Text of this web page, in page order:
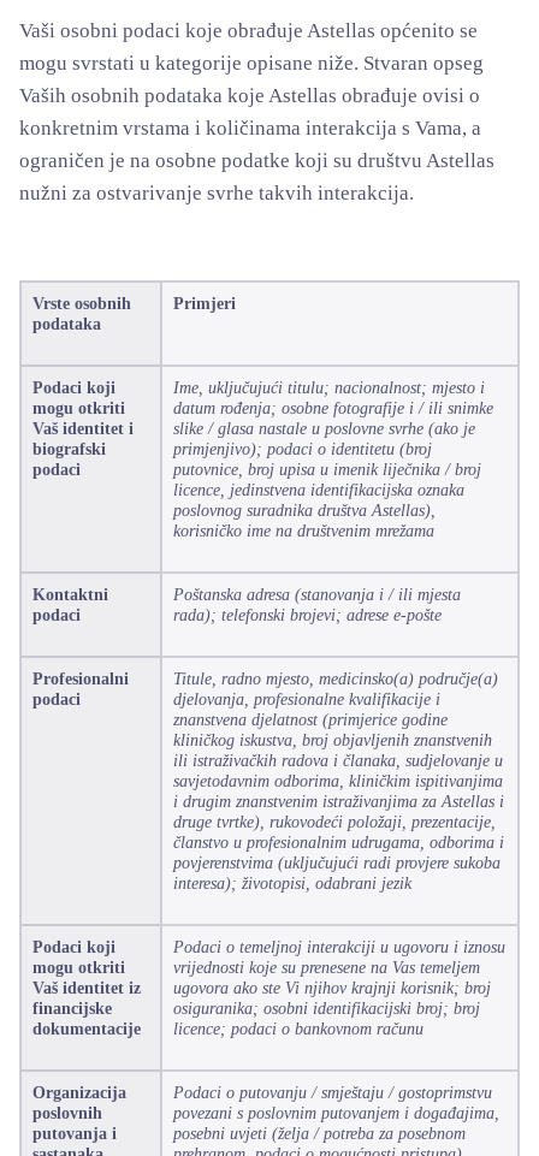
Vaši osobni podaci koje obrađuje Astellas općenito se
mogu svrstati u kategorije opisane niže. Stvaran opseg
Vaših osobnih podataka koje Astellas obrađuje ovisi o
konkretnim vrstama i količinama interakcija s Vama, a
ograničen je na osobne podatke koji su društvu Astellas
nužni za ostvarivanje svrhe takvih interakcija.
Vrste osobnih
podataka
Primjeri
Podaci koji
mogu otkriti
Vaš identitet i
biografski
podaci
Ime, uključujući titulu; nacionalnost; mjesto i
datum rođenja; osobne fotografije i / ili snimke
slike / glasa nastale u poslovne svrhe (ako je
primjenjivo); podaci o identitetu (broj
putovnice, broj upisa u imenik liječnika / broj
licence, jedinstvena identifikacijska oznaka
poslovnog suradnika društva Astellas),
korisničko ime na društvenim mrežama
Kontaktni
podaci
Poštanska adresa (stanovanja i / ili mjesta
rada); telefonski brojevi; adrese e-pošte
Profesionalni
podaci
Titule, radno mjesto, medicinsko(a) područje(a)
djelovanja, profesionalne kvalifikacije i
znanstvena djelatnost (primjerice godine
kliničkog iskustva, broj objavljenih znanstvenih
ili istraživačkih radova i članaka, sudjelovanje u
savjetodavnim odborima, kliničkim ispitivanjima
i drugim znanstvenim istraživanjima za Astellas i
druge tvrtke), rukovodeći položaji, prezentacije,
članstvo u profesionalnim udrugama, odborima i
povjerenstvima (uključujući radi provjere sukoba
interesa); životopisi, odabrani jezik
Podaci koji
mogu otkriti
Vaš identitet iz
financijske
dokumentacije
Podaci o temeljnoj interakciji u ugovoru i iznosu
vrijednosti koje su prenesene na Vas temeljem
ugovora ako ste Vi njihov krajnji korisnik; broj
osiguranika; osobni identifikacijski broj; broj
licence; podaci o bankovnom računu
Organizacija
poslovnih
putovanja i
Podaci o putovanju / smještaju / gostoprimstvu
povezani s poslovnim putovanjem i događajima,
posebni uvjeti (želja / potreba za posebnom